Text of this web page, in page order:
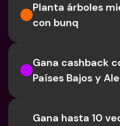
Planta árboles
con bunq
Gana cashback
Países Bajos y
Gana hasta 10